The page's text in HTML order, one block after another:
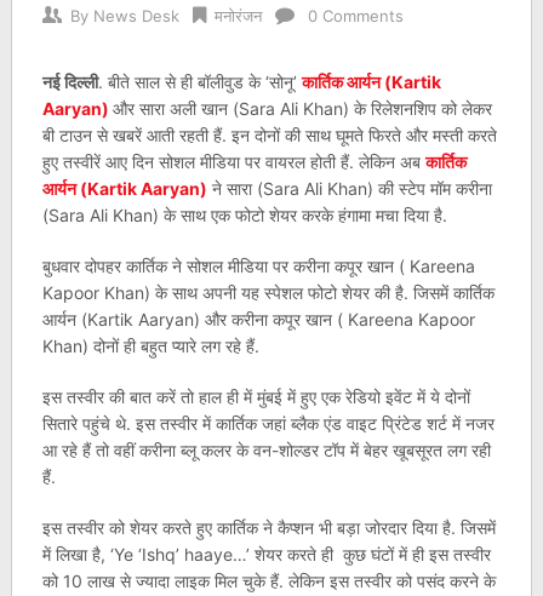
By News Desk मनोरंजन 0 Comments
नई दिल्ली. बीते साल से ही बॉलीवुड के ‘सोनू’कार्तिक आर्यन (Kartik
Aaryan) और सारा अली खान (Sara Ali Khan) के रिलेशनशिप को लेकर
बी टाउन से खबरें आती रहती हैं. इन दोनों की साथ घूमते फिरते और मस्ती करते
हुए तस्वीरें आए दिन सोशल मीडिया पर वायरल होती हैं. लेकिन अबकार्तिक
आर्यन (Kartik Aaryan) ने सारा (Sara Ali Khan) की स्टेप मॉम करीना
(Sara Ali Khan) के साथ एक फोटो शेयर करके हंगामा मचा दिया है.
बुधवार दोपहर कार्तिक ने सोशल मीडिया पर करीना कपूर खान ( Kareena
Kapoor Khan) के साथ अपनी यह स्पेशल फोटो शेयर की है. जिसमें कार्तिक
आर्यन (Kartik Aaryan) और करीना कपूर खान ( Kareena Kapoor
Khan) दोनों ही बहुत प्यारे लग रहे हैं.
इस तस्वीर की बात करें तो हाल ही में मुंबई में हुए एक रेडियो इवेंट में ये दोनों
सितारे पहुंचे थे. इस तस्वीर में कार्तिक जहां ब्लैक एंड वाइट प्रिंटेड शर्ट में नजर
आ रहे हैं तो वहीं करीना ब्लू कलर के वन-शोल्डर टॉप में बेहर खूबसूरत लग रही
हैं.
इस तस्वीर को शेयर करते हुए कार्तिक ने कैप्शन भी बड़ा जोरदार दिया है. जिसमें
में लिखा है, ‘Ye ‘Ishq’ haaye…’ शेयर करते ही कुछ घंटों में ही इस तस्वीर
को 10 लाख से ज्यादा लाइक मिल चुके हैं. लेकिन इस तस्वीर को पसंद करने के